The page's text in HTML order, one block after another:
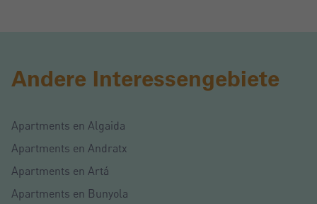
Andere Interessengebiete
Apartments en Algaida
Apartments en Andratx
Apartments en Artá
Apartments en Bunyola